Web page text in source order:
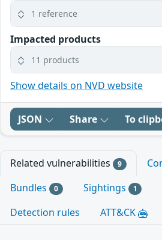
1 reference
Impacted products
11 products
Show details on NVD website
JSON Share To
Related vulnerabilities 9
Bundles 0 Sightings 1
Detection rules
ATT&CK